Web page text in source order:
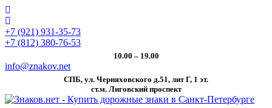
+7 (921) 931-35-73
+7 (812) 380-76-53
10.00 – 19.00
info@znakov.net
СПБ, ул. Черняховского д.51, лит Г, 1 эт.
cт.м. Лиговский проспект